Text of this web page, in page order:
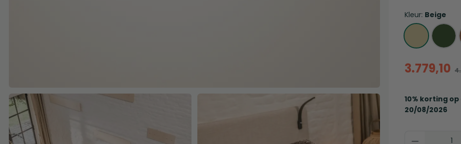
Kleur: Beige
3.779,10
10% korting
20/08/2026